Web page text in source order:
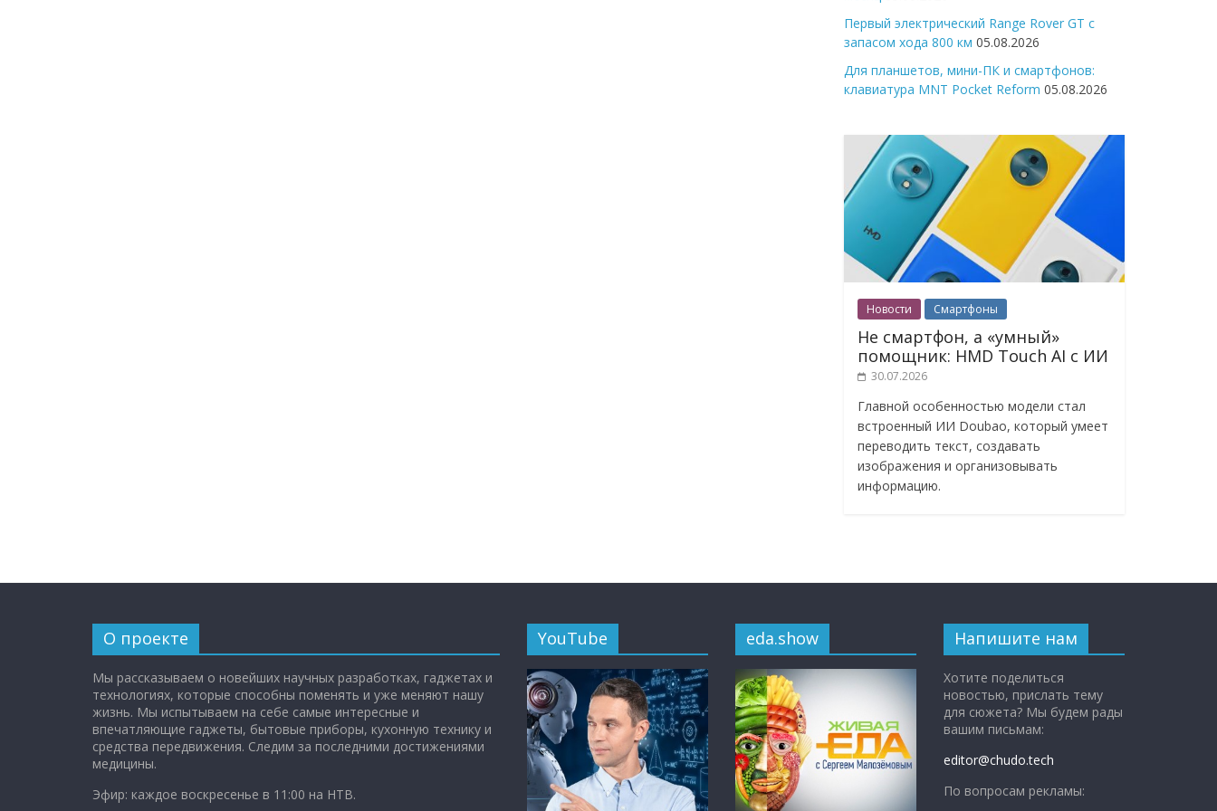
Первый электрический Range Rover GT с
запасом хода 800 км 05.08.2026
Для планшетов, мини-ПК и смартфонов:
клавиатура MNT Pocket Reform 05.08.2026
Новости Смартфоны
Не смартфон, а «умный»
помощник: HMD Touch AI с ИИ
30.07.2026
Главной особенностью модели стал
встроенный ИИ Doubao, который умеет
переводить текст, создавать
изображения и организовывать
информацию.
О проекте
Мы рассказываем о новейших научных разработках, гаджетах и
технологиях, которые способны поменять и уже меняют нашу
жизнь. Мы испытываем на себе самые интересные и
впечатляющие гаджеты, бытовые приборы, кухонную технику и
средства передвижения. Следим за последними достижениями
медицины.
Эфир: каждое воскресенье в 11:00 на НТВ.
YouTube eda.show Напишите нам
Хотите поделиться
новостью, прислать тему
для сюжета? Мы будем рады
вашим письмам:
editor@chudo.tech
По вопросам рекламы: